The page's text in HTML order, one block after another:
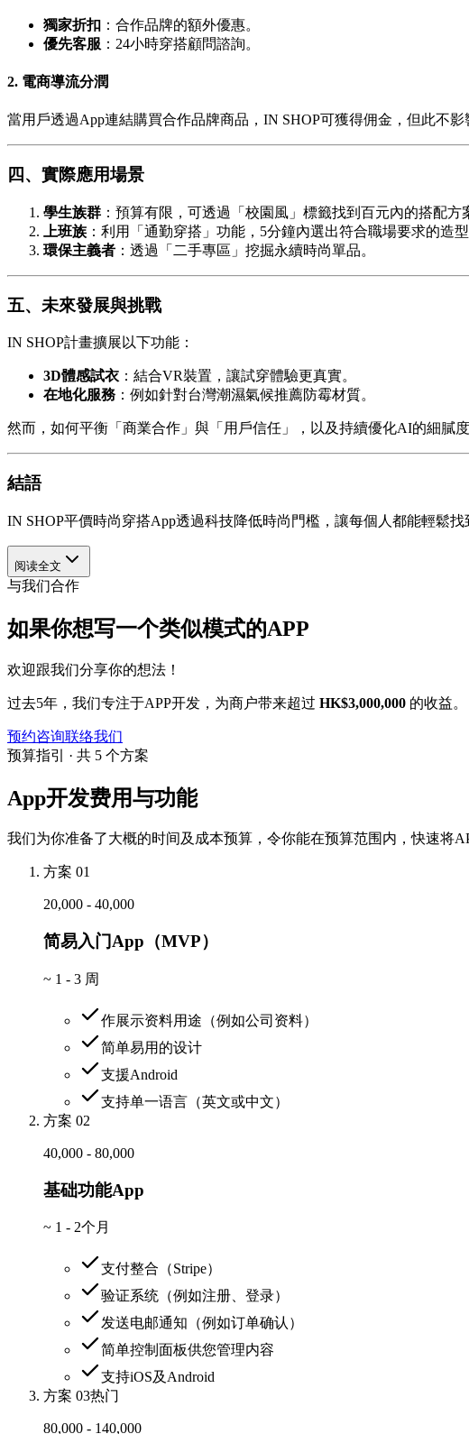
獨家折扣 ：合作品牌的額外優惠。
優先客服 ：24小時穿搭顧問諮詢。
2. 電商導流分潤
當用戶透過App連結購買合作品牌商品，IN SHOP可獲得佣金，但此不
四、實際應用場景
學生族群 ：預算有限，可透過「校園風」標籤找到百元內的搭配方
上班族 ：利用「通勤穿搭」功能，5分鐘內選出符合職場要求的造型
環保主義者 ：透過「二手專區」挖掘永續時尚單品。
五、未來發展與挑戰
IN SHOP計畫擴展以下功能：
3D體感試衣 ：結合VR裝置，讓試穿體驗更真實。
在地化服務 ：例如針對台灣潮濕氣候推薦防霉材質。
然而，如何平衡「商業合作」與「用戶信任」，以及持續優化AI的細膩
結語
IN SHOP平價時尚穿搭App透過科技降低時尚門檻，讓每個人都能輕鬆
阅读全文
与我们合作
如果你想写一个类似模式的APP
欢迎跟我们分享你的想法！
过去5年，我们专注于APP开发，为商户带来超过 HK$3,000,000 的收益。
预约咨询联络我们
预算指引 · 共 5 个方案
App开发费用与功能
我们为你准备了大概的时间及成本预算，令你能在预算范围内，快速将
方案 01
20,000 - 40,000
简易入门App（MVP）
~ 1 - 3 周
作展示资料用途（例如公司资料）
简单易用的设计
支援Android
支持单一语言（英文或中文）
方案 02
40,000 - 80,000
基础功能App
~ 1 - 2个月
支付整合（Stripe）
验证系统（例如注册、登录）
发送电邮通知（例如订单确认）
简单控制面板供您管理内容
支持iOS及Android
方案 03热门
80,000 - 140,000